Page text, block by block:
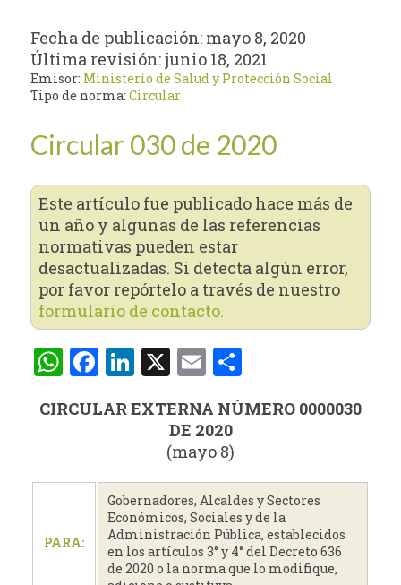
Fecha de publicación: mayo 8, 2020
Última revisión:junio 18, 2021
Emisor: Ministerio de Salud y Protección Social
Tipo de norma:Circular
Circular 030 de 2020
Este artículo fue publicado hace más de
un año y algunas de las referencias
normativas pueden estar
desactualizadas. Si detecta algún error,
por favor repórtelo a través de nuestro
formulario de contacto.
WhatsApp
Facebook
LinkedIn
X Email
CIRCULAR EXTERNA NÚMERO 0000030
DE 2020
(mayo 8)
PARA:
Gobernadores, Alcaldes y Sectores
Económicos, Sociales y de la
Administración Pública, establecidos
en los artículos 3° y 4° del Decreto 636
de 2020 o la norma que lo modifique,